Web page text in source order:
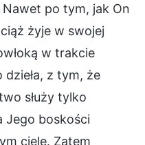
po tym, jak On
żyje w swojej
w trakcie
z tym, że
służy tylko
Jego boskości
ciele. Zatem